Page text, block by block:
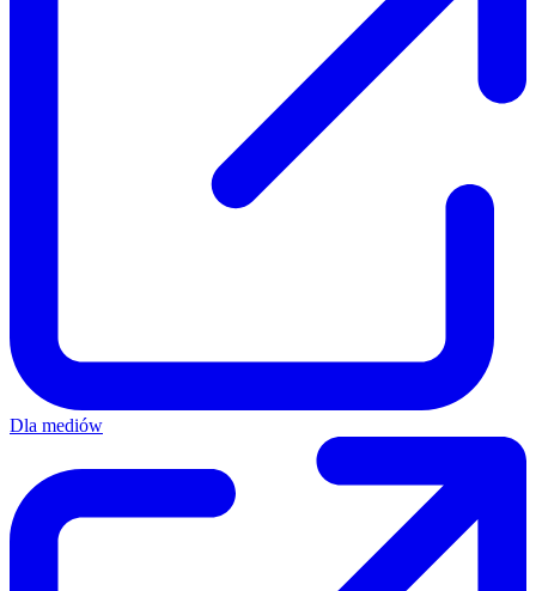
Dla mediów